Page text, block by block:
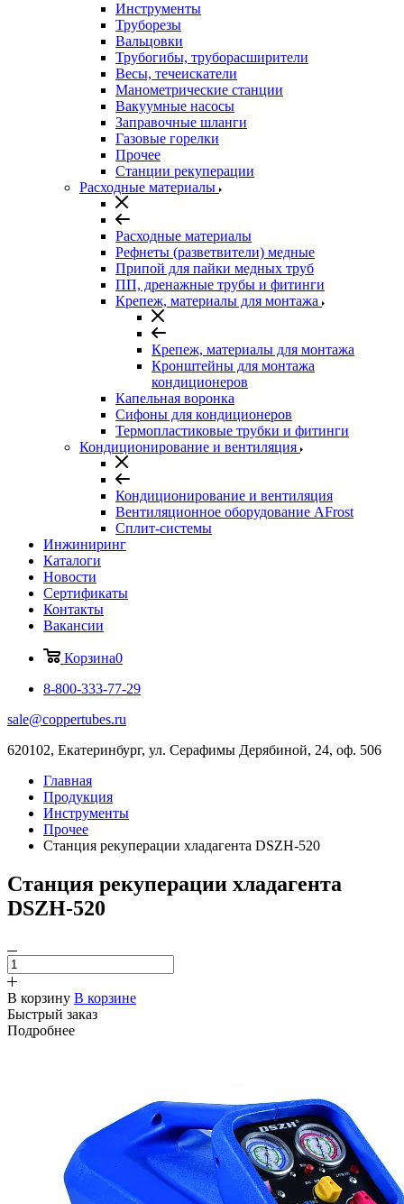
Инструменты
Труборезы
Вальцовки
Трубогибы, труборасширители
Весы, течеискатели
Манометрические станции
Вакуумные насосы
Заправочные шланги
Газовые горелки
Прочее
Станции рекуперации
Расходные материалы
Расходные материалы
Рефнеты (разветвители) медные
Припой для пайки медных труб
ПП, дренажные трубы и фитинги
Крепеж, материалы для монтажа
Крепеж, материалы для монтажа
Кронштейны для монтажа
кондиционеров
Капельная воронка
Сифоны для кондиционеров
Термопластиковые трубки и фитинги
Кондиционирование и вентиляция
Кондиционирование и вентиляция
Вентиляционное оборудование AFrost
Сплит-системы
Инжиниринг
Каталоги
Новости
Сертификаты
Контакты
Вакансии
Корзина0
8-800-333-77-29
sale@coppertubes.ru
620102, Екатеринбург, ул. Серафимы Дерябиной, 24, оф. 506
Главная
Продукция
Инструменты
Прочее
Станция рекуперации хладагента DSZH-520
Станция рекуперации хладагента
DSZH-520
В корзину В корзине
Быстрый заказ
Подробнее